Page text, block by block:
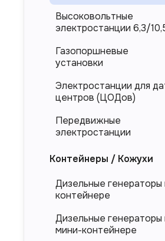
Дизельные
В каталоге ниже
Высоковольтные
электростанции 6,3/
Газопоршневые
установки
Электростанции для
центров (ЦОДов)
Передвижные
электростанции
Контейнеры / Кожухи
Дизельные генераторы
контейнере
Дизельные генераторы
мини-контейнере